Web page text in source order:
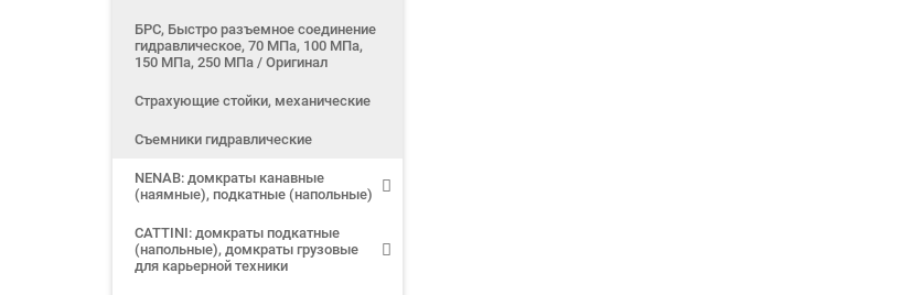
БРС, Быстро разъемное соединение
гидравлическое, 70 МПа, 100 МПа,
150 МПа, 250 МПа / Оригинал
Страхующие стойки, механические
Съемники гидравлические
NENAB: домкраты канавные
(наямные), подкатные (напольные)
CATTINI: домкраты подкатные
(напольные), домкраты грузовые
для карьерной техники